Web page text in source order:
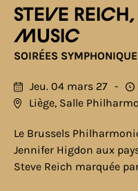
Steve
music
SOIRÉES
Jeu. 04 mars 27
Liège, Salle
Le Brussels
Jennifer Higdon aux
Steve Reich marquée